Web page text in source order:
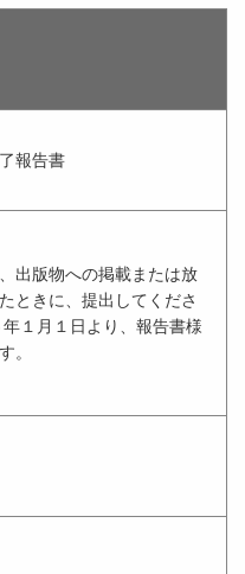
報告書
出版物への掲載または放
ときに、提出してくださ
月１日より、報告書様
。